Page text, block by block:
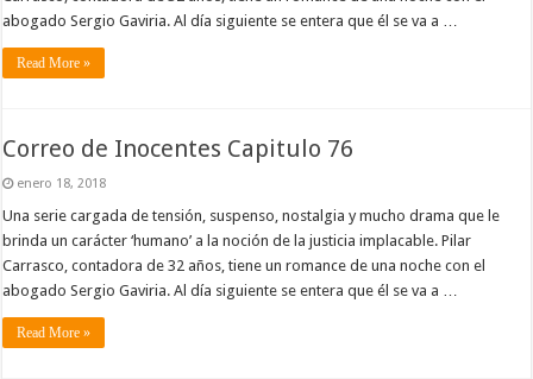
abogado Sergio Gaviria. Al día siguiente se entera que él se va a …
Read More »
Correo de Inocentes Capitulo 76
enero 18, 2018
Una serie cargada de tensión, suspenso, nostalgia y mucho drama que le
brinda un carácter ‘humano’ a la noción de la justicia implacable. Pilar
Carrasco, contadora de 32 años, tiene un romance de una noche con el
abogado Sergio Gaviria. Al día siguiente se entera que él se va a …
Read More »